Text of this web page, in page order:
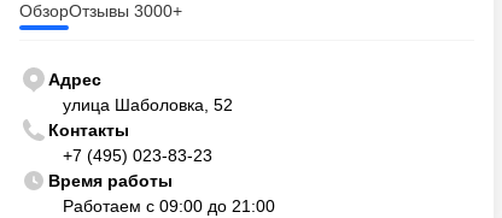
ОбзорОтзывы 3000+
Адрес
улица Шаболовка, 52
Контакты
+7 (495) 023-83-23
Время работы
Работаем с 09:00 до 21:00